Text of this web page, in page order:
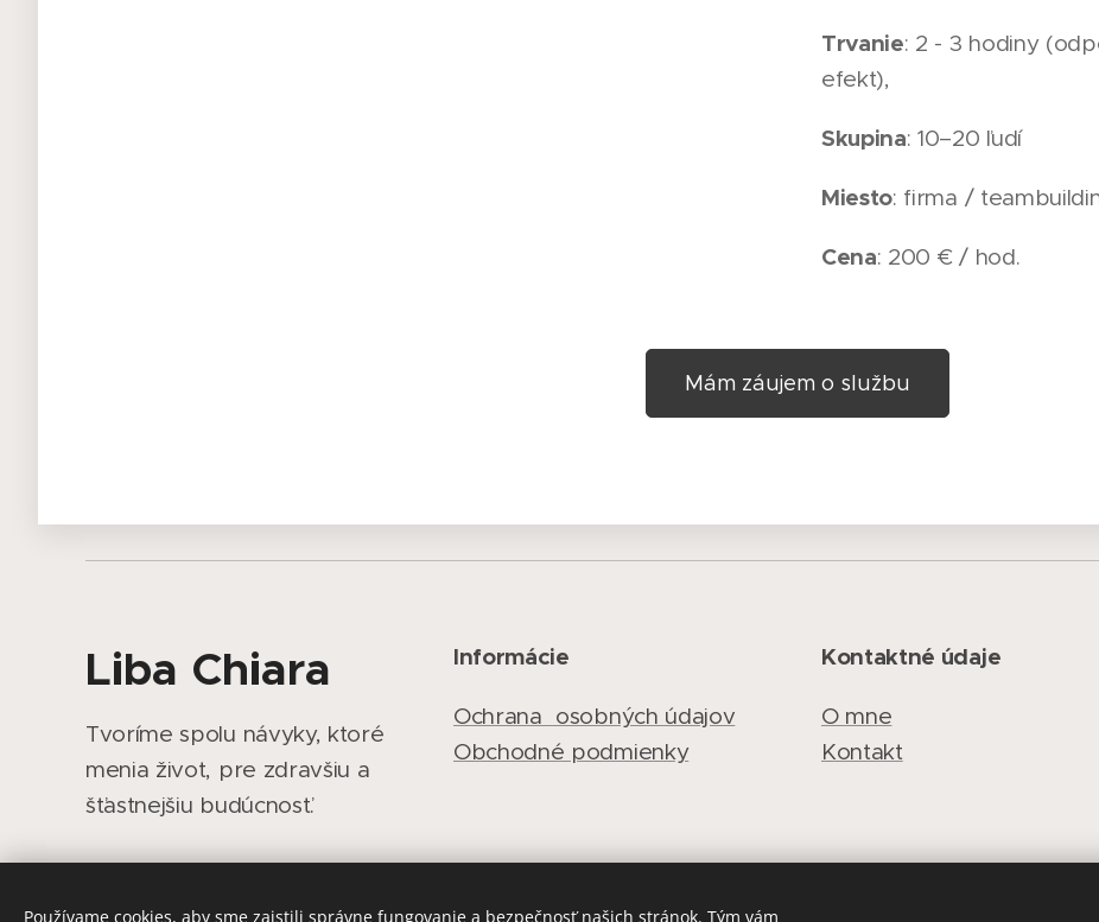
Trvanie: 2 - 3 hodiny
efekt),
Skupina: 10–20 ľudí
Miesto: firma /
Cena: 200 € / hod.
Mám záujem o službu
Liba Chiara
Tvoríme spolu návyky, ktoré
menia život, pre zdravšiu a
šťastnejšiu budúcnosť.
Informácie
Ochrana osobných údajov
Obchodné podmienky
Kontaktné údaje
O mne
Kontakt
Používame cookies, aby sme zaistili správne fungovanie a bezpečnosť našich stránok. Tým vám